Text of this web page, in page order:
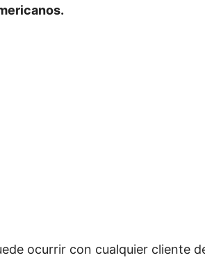
ocurrir con cualquier cliente